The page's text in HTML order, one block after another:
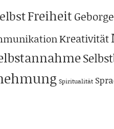
Freiheit
Kreativität
Spiritualität